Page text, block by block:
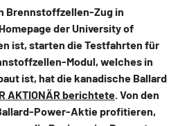
Brennstoffzellen-Zug in
der University of
ist, starten die Testfahrten für
Modul, welches in
ist, hat die kanadische Ballard
AKTIONÄR berichtete. Von den
Power-Aktie profitieren,